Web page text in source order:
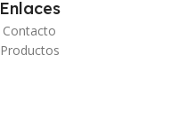
Enlaces
Contacto
Productos